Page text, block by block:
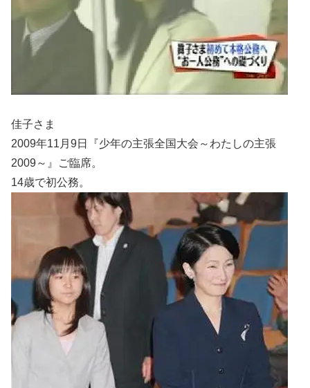
佳子さま
2009年11月9日『少年の主張全国大会～わたしの主張
2009～』ご臨席。
14歳で初公務。